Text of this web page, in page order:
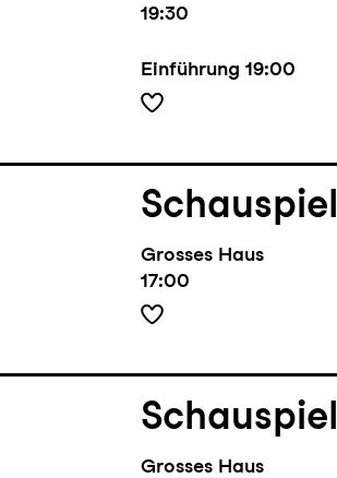
19:30
Einführung 19:00
Schauspiel
Grosses Haus
17:00
Schauspiel
Grosses Haus